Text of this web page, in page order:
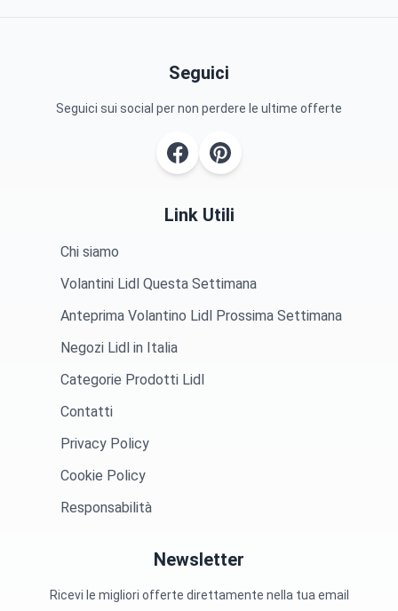
Seguici
Seguici sui social per non perdere le ultime offerte
Link Utili
Chi siamo
Volantini Lidl Questa Settimana
Anteprima Volantino Lidl Prossima Settimana
Negozi Lidl in Italia
Categorie Prodotti Lidl
Contatti
Privacy Policy
Cookie Policy
Responsabilità
Newsletter
Ricevi le migliori offerte direttamente nella tua email